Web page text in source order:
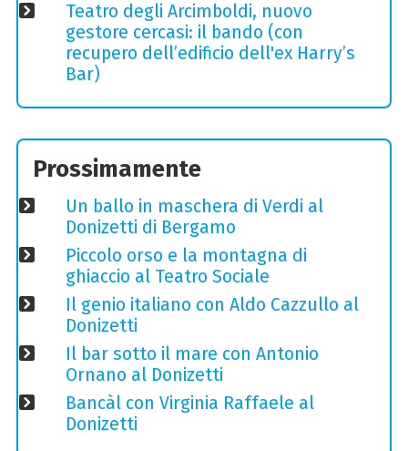
Teatro degli Arcimboldi, nuovo
gestore cercasi: il bando (con
recupero dell’edificio dell'ex Harry’s
Bar)
Prossimamente
Un ballo in maschera di Verdi al
Donizetti di Bergamo
Piccolo orso e la montagna di
ghiaccio al Teatro Sociale
Il genio italiano con Aldo Cazzullo al
Donizetti
Il bar sotto il mare con Antonio
Ornano al Donizetti
Bancàl con Virginia Raffaele al
Donizetti